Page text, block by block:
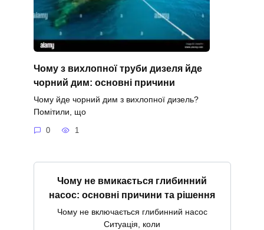
Чому з вихлопної труби дизеля йде
чорний дим: основні причини
Чому йде чорний дим з вихлопної дизель?
Помітили, що
0 1
Чому не вмикається глибинний
насос: основні причини та рішення
Чому не включається глибинний насос
Ситуація, коли